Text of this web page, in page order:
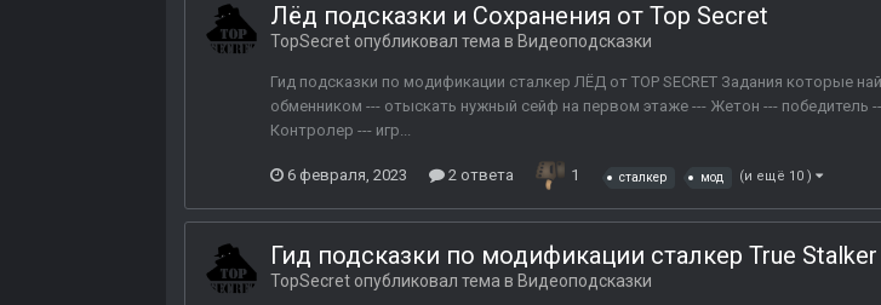
Лёд подсказки и Сохранения от Top Secret
TopSecret опубликовал тема в Видеоподсказки
Гид подсказки по модификации сталкер ЛЁД от TOP SECRET Задания которые
обменником --- отыскать нужный сейф на первом этаже --- Жетон ---
Контролер --- игр...
6 февраля, 2023 2 ответа 1 сталкер мод (и ещё 10 )
Гид подсказки по модификации сталкер True Stalker
TopSecret опубликовал тема в Видеоподсказки